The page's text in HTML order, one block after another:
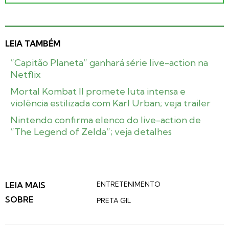
LEIA TAMBÉM
“Capitão Planeta” ganhará série live-action na
Netflix
Mortal Kombat II promete luta intensa e
violência estilizada com Karl Urban; veja trailer
Nintendo confirma elenco do live-action de
“The Legend of Zelda”; veja detalhes
LEIA MAIS
SOBRE
ENTRETENIMENTO
PRETA GIL